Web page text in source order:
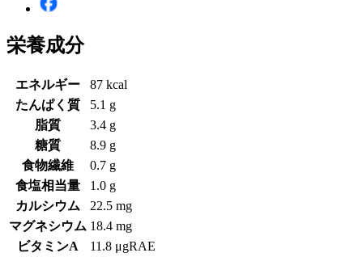
栄養成分
エネルギー
87 kcal
たんぱく質
5.1 g
脂質
3.4 g
糖質
8.9 g
食物繊維
0.7 g
食塩相当量
1.0 g
カルシウム
22.5 mg
マグネシウム 18.4 mg
ビタミンA
11.8 μgRAE